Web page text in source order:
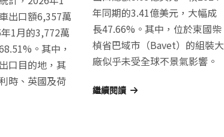
出口額6,357萬
1月的3,772萬
。其中，
口目的地，其
時、英國及荷
年同期的3.41億美元，大幅成
長47.66%。其中，位於柬國柴
楨省巴域市（Bavet）的組裝大
廠似乎未受全球不景氣影響。
繼續閱讀